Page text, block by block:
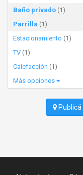
Baño privado (1)
Parrilla (1)
Estacionamiento (1)
TV (1)
Calefacción (1)
Más opciones